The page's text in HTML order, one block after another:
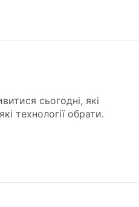
сьогодні, які
технології обрати.